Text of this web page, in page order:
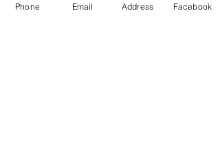
Phone Email Address Facebook